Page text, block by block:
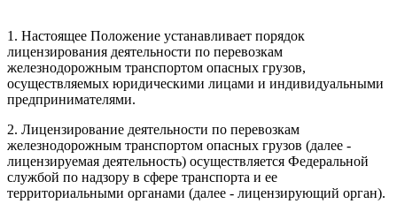
1. Настоящее Положение устанавливает порядок
лицензирования деятельности по перевозкам
железнодорожным транспортом опасных грузов,
осуществляемых юридическими лицами и индивидуальными
предпринимателями.
2. Лицензирование деятельности по перевозкам
железнодорожным транспортом опасных грузов (далее -
лицензируемая деятельность) осуществляется Федеральной
службой по надзору в сфере транспорта и ее
территориальными органами (далее - лицензирующий орган).